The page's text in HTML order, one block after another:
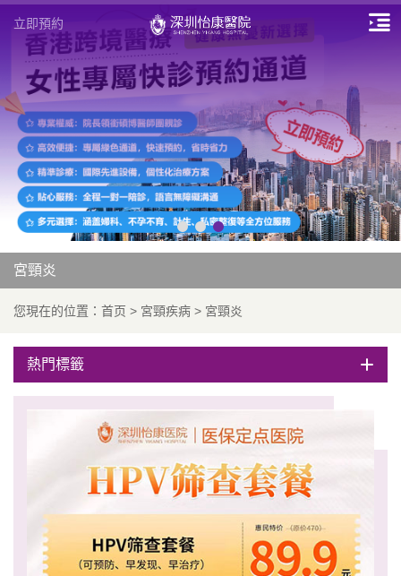
立即預約
宮頸炎
您現在的位置： 首页 > 宮頸疾病 > 宮頸炎
熱門標籤